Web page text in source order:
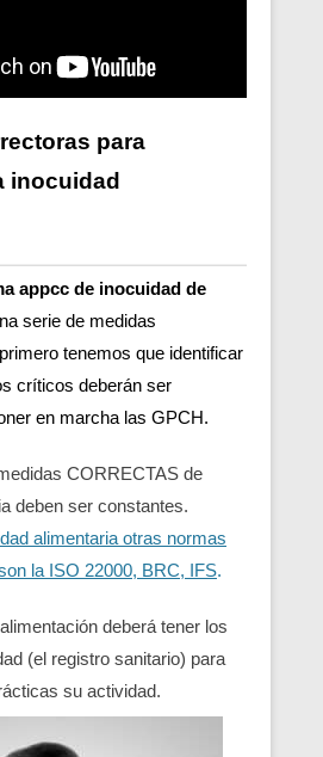
para
inocuidad
appcc de inocuidad de
serie de medidas
tenemos que identificar
críticos deberán ser
en marcha las GPCH.
CORRECTAS de
deben ser constantes.
alimentaria otras normas
la ISO 22000, BRC, IFS.
deberá tener los
(el registro sanitario) para
su actividad.